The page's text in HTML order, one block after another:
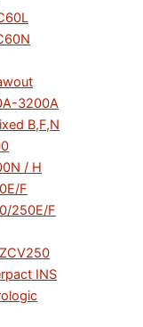
3200A
B,F,N
/ H
F
250E/F
INS